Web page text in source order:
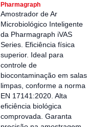
Pharmagraph
Amostrador de Ar
Microbiológico Inteligente
da Pharmagraph iVAS
Series. Eficiência física
superior. Ideal para
controle de
biocontaminação em salas
limpas, conforme a norma
EN 17141:2020. Alta
eficiência biológica
comprovada. Garanta